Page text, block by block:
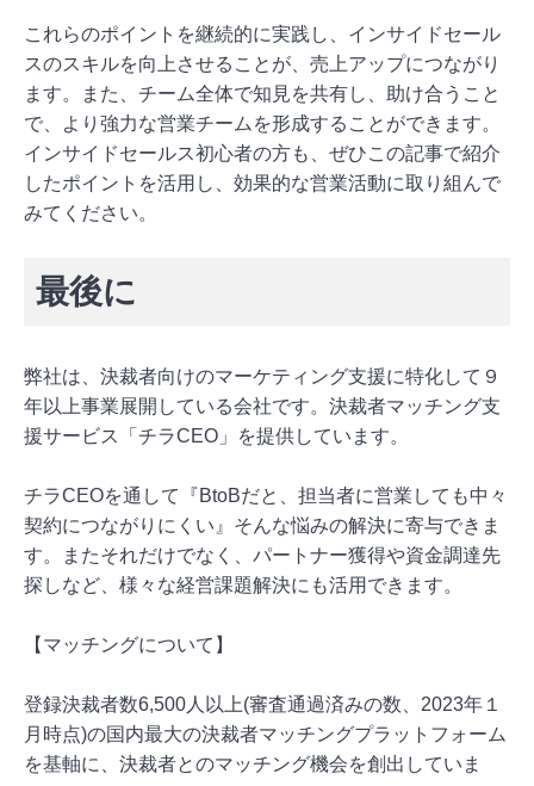
これらのポイントを継続的に実践し、インサイドセール
スのスキルを向上させることが、売上アップにつながり
ます。また、チーム全体で知見を共有し、助け合うこと
で、より強力な営業チームを形成することができます。
インサイドセールス初心者の方も、ぜひこの記事で紹介
したポイントを活用し、効果的な営業活動に取り組んで
みてください。
最後に
弊社は、決裁者向けのマーケティング支援に特化して９
年以上事業展開している会社です。決裁者マッチング支
援サービス「チラCEO」を提供しています。
チラCEOを通して『BtoBだと、担当者に営業しても中々
契約につながりにくい』そんな悩みの解決に寄与できま
す。またそれだけでなく、パートナー獲得や資金調達先
探しなど、様々な経営課題解決にも活用できます。
【マッチングについて】
登録決裁者数6,500人以上(審査通過済みの数、2023年１
月時点)の国内最大の決裁者マッチングプラットフォーム
を基軸に、決裁者とのマッチング機会を創出していま